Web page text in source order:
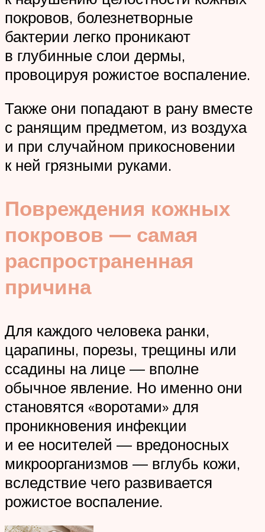
покровов, болезнетворные
бактерии легко проникают
в глубинные слои дермы,
провоцируя рожистое воспаление.
Также они попадают в рану вместе
с ранящим предметом, из воздуха
и при случайном прикосновении
к ней грязными руками.
Повреждения кожных
покровов — самая
распространенная
причина
Для каждого человека ранки,
царапины, порезы, трещины или
ссадины на лице — вполне
обычное явление. Но именно они
становятся «воротами» для
проникновения инфекции
и ее носителей — вредоносных
микроорганизмов — вглубь кожи,
вследствие чего развивается
рожистое воспаление.